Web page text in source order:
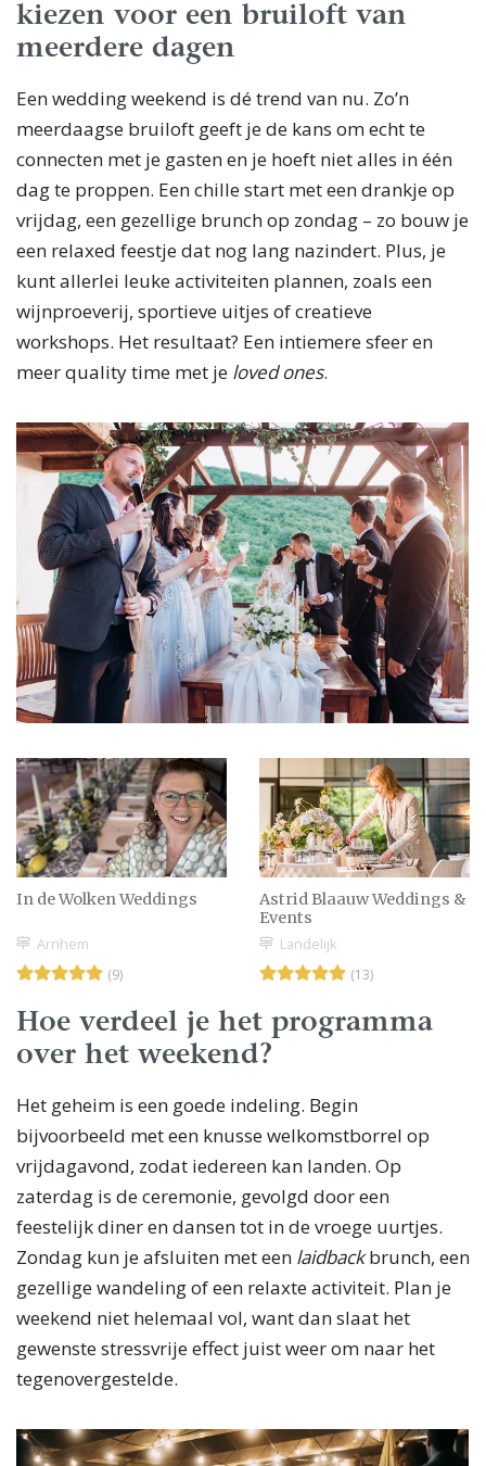
kiezen voor een bruiloft van
meerdere dagen
Een wedding weekend is dé trend van nu. Zo’n
meerdaagse bruiloft geeft je de kans om echt te
connecten met je gasten en je hoeft niet alles in één
dag te proppen. Een chille start met een drankje op
vrijdag, een gezellige brunch op zondag – zo bouw je
een relaxed feestje dat nog lang nazindert. Plus, je
kunt allerlei leuke activiteiten plannen, zoals een
wijnproeverij, sportieve uitjes of creatieve
workshops. Het resultaat? Een intiemere sfeer en
meer quality time met je loved ones.
In de Wolken Weddings
Arnhem
(9)
Astrid Blaauw Weddings &
Events
Landelijk
(13)
Hoe verdeel je het programma
over het weekend?
Het geheim is een goede indeling. Begin
bijvoorbeeld met een knusse welkomstborrel op
vrijdagavond, zodat iedereen kan landen. Op
zaterdag is de ceremonie, gevolgd door een
feestelijk diner en dansen tot in de vroege uurtjes.
Zondag kun je afsluiten met een laidbackbrunch, een
gezellige wandeling of een relaxte activiteit. Plan je
weekend niet helemaal vol, want dan slaat het
gewenste stressvrije effect juist weer om naar het
tegenovergestelde.